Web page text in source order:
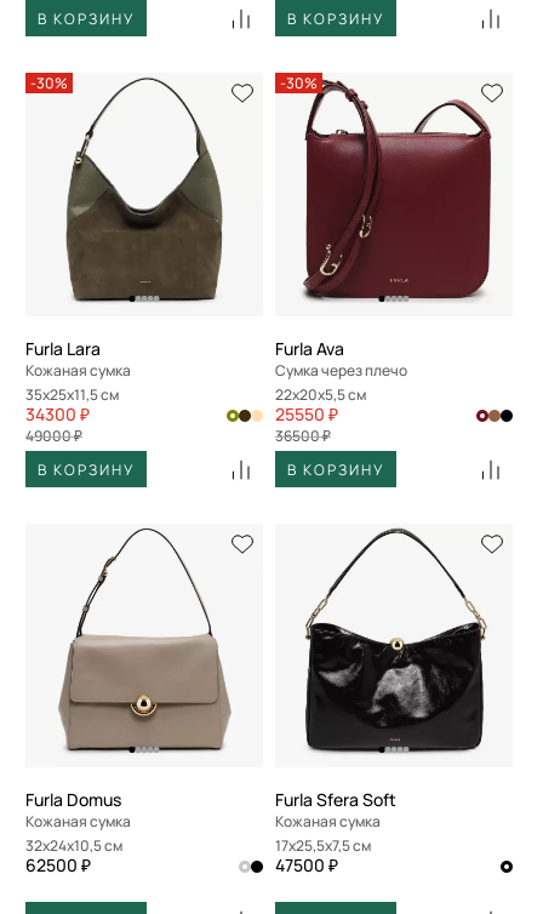
В КОРЗИНУ
В КОРЗИНУ
-30%
Furla Lara
Кожаная сумка
35x25x11,5 см
34300 ₽
49000 ₽
В КОРЗИНУ
-30%
Furla Ava
Сумка через плечо
22x20x5,5 см
25550 ₽
36500 ₽
В КОРЗИНУ
Furla Domus
Кожаная сумка
32x24x10,5 см
62500 ₽
Furla Sfera Soft
Кожаная сумка
17x25,5x7,5 см
47500 ₽